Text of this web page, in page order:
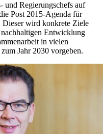
und Regierungschefs auf
Post 2015-Agenda für
Dieser wird konkrete Ziele
nachhaltigen Entwicklung
in vielen
Jahr 2030 vorgeben.